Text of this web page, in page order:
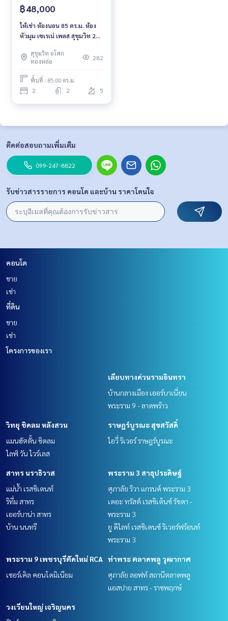
฿48,000
ให้เช่า ห้องนอน 85 ตร.ม. ห้อง
หัวมุม เซเรเน่ เพลส สุขุมวิท 24
สุขุมวิท อโศก
ทองหล่อ
282
พื้นที่ : 85.00 ตร.ม.
2 2 5
ติดต่อสอบถามเพิ่มเติม
099-247-8822
รับข่าวสารรายการ คอนโด และบ้าน ราคาโดนใจ
คอนโด
ขาย
เช่า
ที่ดิน
ขาย
เช่า
โครงการของเรา
เลียบทางด่วนรามอินทรา
บ้านกลางเมือง เออร์บาเนี่ยน
พระราม 9 - ลาดพร้าว
วิทยุ ชิดลม หลังสวน
แมนฮัตตั้น ชิดลม
ไลฟ์ วัน ไวร์เลส
ราษฎร์บูรณะ สุขสวัสดิ์
ไอวี่ ริเวอร์ ราษฎร์บูรณะ
สาทร นราธิวาส
แม่น้ำ เรสซิเดนท์
ริทึ่ม สาทร
เออร์บาน่า สาทร
บ้าน นนทรี
พระราม 3 สาธุประดิษฐ์
ศุภาลัย ริวา แกรนด์ พระราม 3
เดอะ ทรัสต์ เรสซิเด้นซ์ รัชดา -
พระราม 3
ยู ดีไลท์ เรสซิเดนซ์ ริเวอร์ฟร้อนท์
พระราม 3
พระราม 9 เพชรบุรีตัดใหม่ RCA
เซอร์เคิล คอนโดมิเนียม
ท่าพระ ตลาดพลู วุฒากาศ
ศุภาลัย ลอฟท์ สถานีตลาดพลู
แอสปาย สาทร - ราชพฤกษ์
วงเวียนใหญ่ เจริญนคร